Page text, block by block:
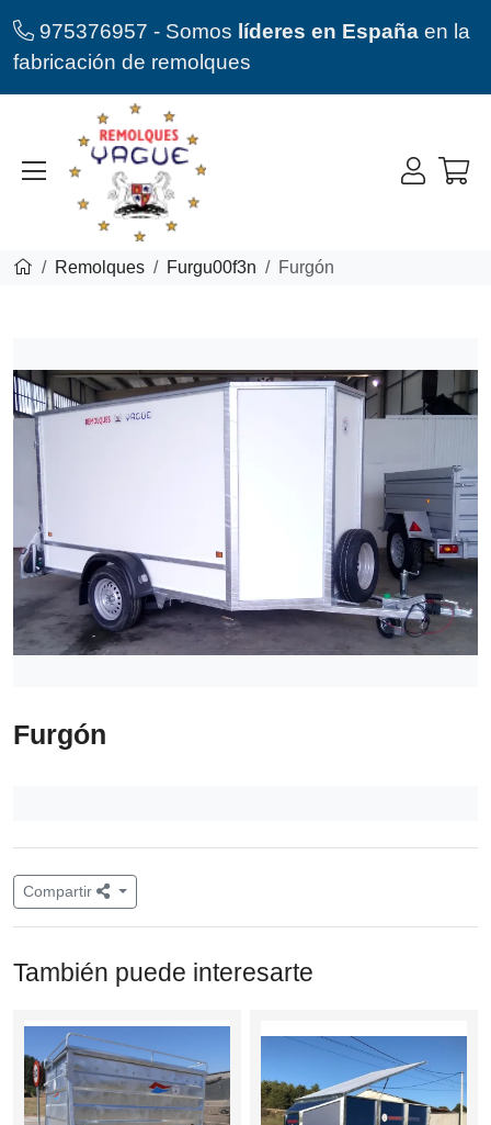
975376957 - Somos líderes en España en la
fabricación de remolques
Remolques Furgu00f3n Furgón
Furgón
Compartir
También puede interesarte